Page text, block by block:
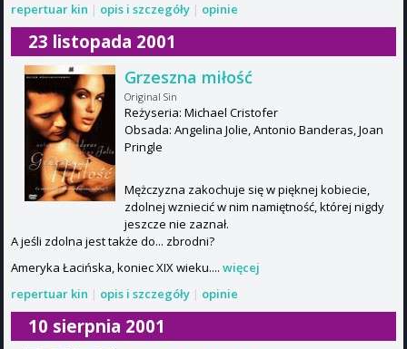
repertuar kin | opis i szczegóły | opinie
23 listopada 2001
Grzeszna miłość
Original Sin
Reżyseria: Michael Cristofer
Obsada: Angelina Jolie, Antonio Banderas, Joan
Pringle
Mężczyzna zakochuje się w pięknej kobiecie,
zdolnej wzniecić w nim namiętność, której nigdy
jeszcze nie zaznał.
A jeśli zdolna jest także do... zbrodni?
Ameryka Łacińska, koniec XIX wieku.... więcej
repertuar kin | opis i szczegóły | opinie
10 sierpnia 2001